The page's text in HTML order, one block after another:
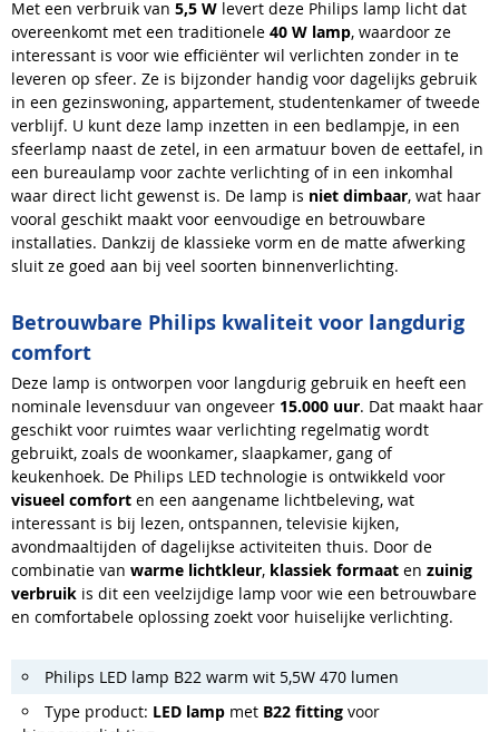
Met een verbruik van 5,5 W levert deze Philips lamp licht dat
overeenkomt met een traditionele 40 W lamp, waardoor ze
interessant is voor wie efficiënter wil verlichten zonder in te
leveren op sfeer. Ze is bijzonder handig voor dagelijks gebruik
in een gezinswoning, appartement, studentenkamer of tweede
verblijf. U kunt deze lamp inzetten in een bedlampje, in een
sfeerlamp naast de zetel, in een armatuur boven de eettafel, in
een bureaulamp voor zachte verlichting of in een inkomhal
waar direct licht gewenst is. De lamp is niet dimbaar, wat haar
vooral geschikt maakt voor eenvoudige en betrouwbare
installaties. Dankzij de klassieke vorm en de matte afwerking
sluit ze goed aan bij veel soorten binnenverlichting.
Betrouwbare Philips kwaliteit voor langdurig
comfort
Deze lamp is ontworpen voor langdurig gebruik en heeft een
nominale levensduur van ongeveer 15.000 uur. Dat maakt haar
geschikt voor ruimtes waar verlichting regelmatig wordt
gebruikt, zoals de woonkamer, slaapkamer, gang of
keukenhoek. De Philips LED technologie is ontwikkeld voor
visueel comfort en een aangename lichtbeleving, wat
interessant is bij lezen, ontspannen, televisie kijken,
avondmaaltijden of dagelijkse activiteiten thuis. Door de
combinatie van warme lichtkleur, klassiek formaat en zuinig
verbruik is dit een veelzijdige lamp voor wie een betrouwbare
en comfortabele oplossing zoekt voor huiselijke verlichting.
Philips LED lamp B22 warm wit 5,5W 470 lumen
Type product: LED lamp met B22 fitting voor